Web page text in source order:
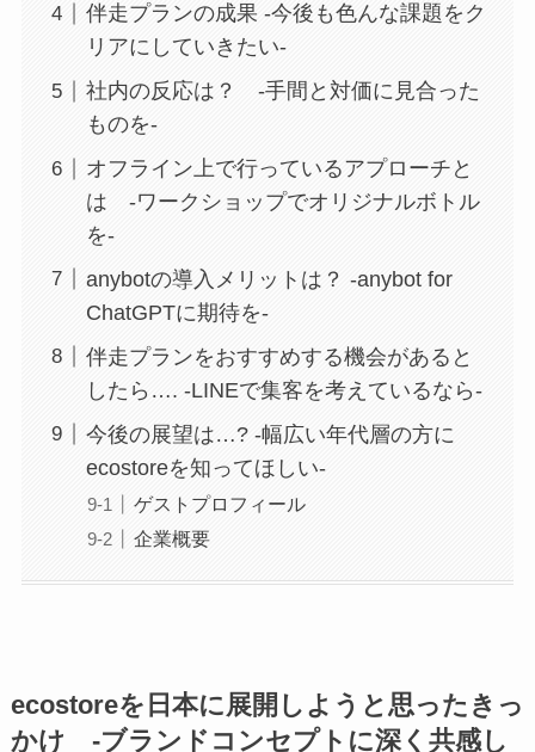
伴走プランの成果 -今後も色んな課題をク
リアにしていきたい-
社内の反応は？ -手間と対価に見合った
ものを-
オフライン上で行っているアプローチと
は -ワークショップでオリジナルボトル
を-
anybotの導入メリットは？ -anybot for
ChatGPTに期待を-
伴走プランをおすすめする機会があると
したら…. -LINEで集客を考えているなら-
今後の展望は…? -幅広い年代層の方に
ecostoreを知ってほしい-
ゲストプロフィール
企業概要
ecostoreを日本に展開しようと思ったきっ
かけ -ブランドコンセプトに深く共感し